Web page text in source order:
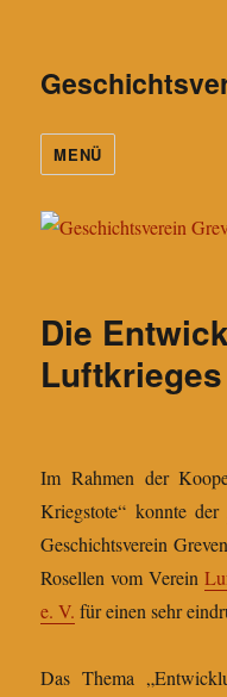
MENÜ
Die
Luftkrieges
Im Rahmen der
Kriegstote“ konnte der
Geschichtsverein
Rosellen vom Verein
e. V. für einen sehr
Das Thema